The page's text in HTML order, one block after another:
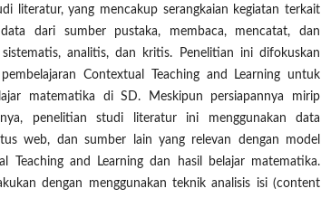
literatur, yang mencakup serangkaian kegiatan terkait
dari sumber pustaka, membaca, mencatat, dan
analitis, dan kritis. Penelitian ini difokuskan
Contextual Teaching and Learning untuk
matematika di SD. Meskipun persiapannya mirip
penelitian studi literatur ini menggunakan data
web, dan sumber lain yang relevan dengan model
Teaching and Learning dan hasil belajar matematika.
dengan menggunakan teknik analisis isi (content